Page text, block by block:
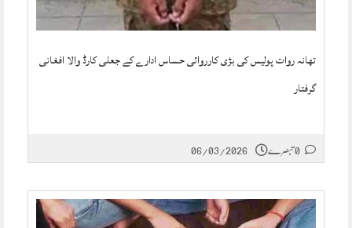
تھانہ روات پولیس کی بڑی کارروائی حساس ادارے کے جعلی کارڈ والا افغانی
گرفتار
06/03/2026